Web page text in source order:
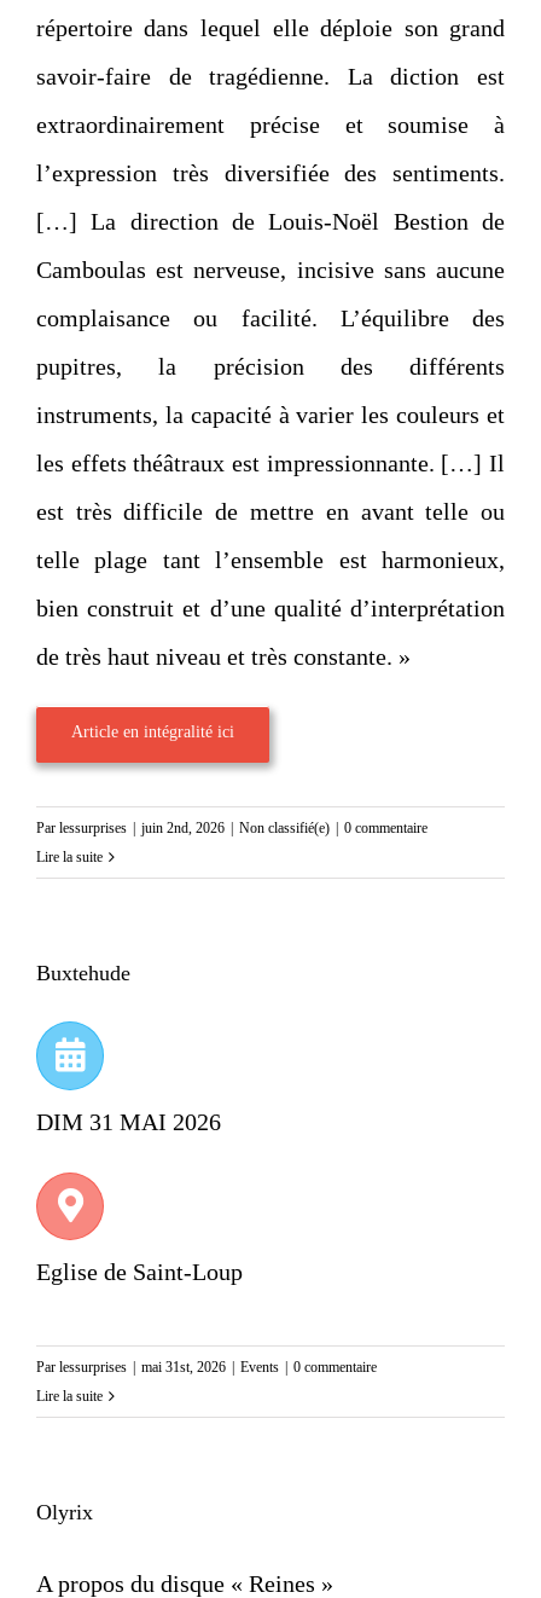
répertoire dans lequel elle déploie son grand
savoir-faire de tragédienne. La diction est
extraordinairement précise et soumise à
l’expression très diversifiée des sentiments.
[…] La direction de Louis-Noël Bestion de
Camboulas est nerveuse, incisive sans aucune
complaisance ou facilité. L’équilibre des
pupitres, la précision des différents
instruments, la capacité à varier les couleurs et
les effets théâtraux est impressionnante. […] Il
est très difficile de mettre en avant telle ou
telle plage tant l’ensemble est harmonieux,
bien construit et d’une qualité d’interprétation
de très haut niveau et très constante. »
Article en intégralité ici
Par lessurprises juin 2nd, 2026 Non classifié(e)
0 commentaire
Lire la suite
Buxtehude
DIM 31 MAI 2026
Eglise de Saint-Loup
Par lessurprises | mai 31st, 2026 | Events | 0 commentaire
Lire la suite
Olyrix
A propos du disque « Reines »